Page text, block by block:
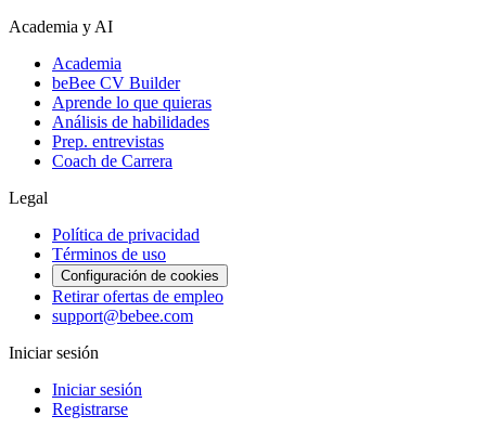
Academia y AI
Academia
beBee CV Builder
Aprende lo que quieras
Análisis de habilidades
Prep. entrevistas
Coach de Carrera
Legal
Política de privacidad
Términos de uso
Configuración de cookies
Retirar ofertas de empleo
support@bebee.com
Iniciar sesión
Iniciar sesión
Registrarse